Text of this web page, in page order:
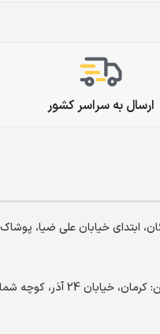
ارسال به سراسر کشور
ابتدای خیابان علی ضیا،